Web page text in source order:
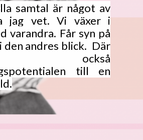
samtal är något av
jag vet. Vi växer i
varandra. Får syn på
den andres blick. Där
också
till en